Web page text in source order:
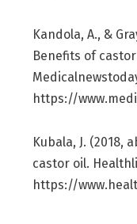
Kandola, A., &
Benefits of
https://
Kubala, J. (2018,
castor oil.
https://